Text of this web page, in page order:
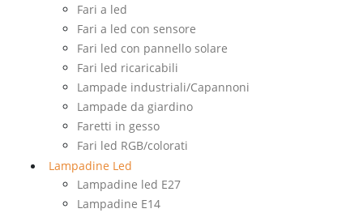
Fari a led
Fari a led con sensore
Fari led con pannello solare
Fari led ricaricabili
Lampade industriali/Capannoni
Lampade da giardino
Faretti in gesso
Fari led RGB/colorati
Lampadine Led
Lampadine led E27
Lampadine E14